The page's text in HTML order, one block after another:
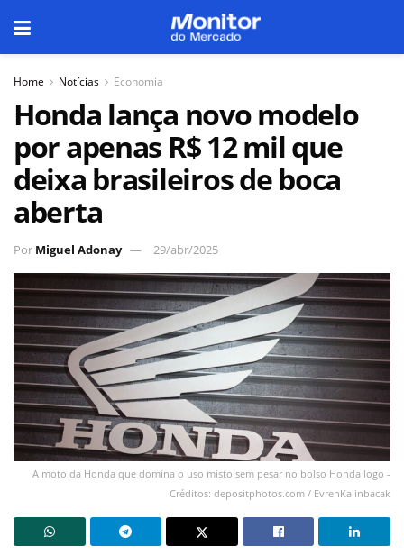
Home Notícias Economia
Honda lança novo modelo
por apenas R$ 12 mil que
deixa brasileiros de boca
aberta
Por Miguel Adonay 29/abr/2025
A moto da Honda que domina o uso misto sem pesar no bolso Honda logo -
Créditos: depositphotos.com / EvrenKalinbacak